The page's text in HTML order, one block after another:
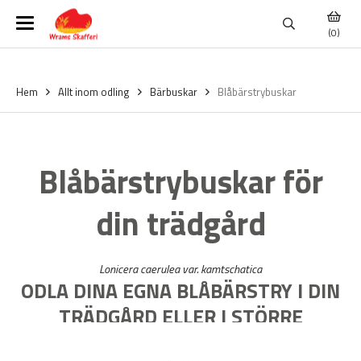
(0)
Hem Allt inom odling Bärbuskar Blåbärstrybuskar
Blåbärstrybuskar för
din trädgård
Lonicera caerulea var. kamtschatica
ODLA DINA EGNA BLÅBÄRSTRY I DIN
TRÄDGÅRD ELLER I STÖRRE